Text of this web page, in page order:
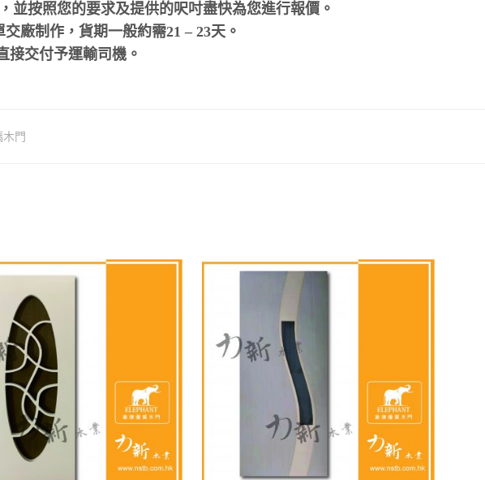
並按照您的要求及提供的呎吋盡快為您進行報價。
廠制作，貨期一般約需21 – 23天。
接交付予運輸司機。
木門